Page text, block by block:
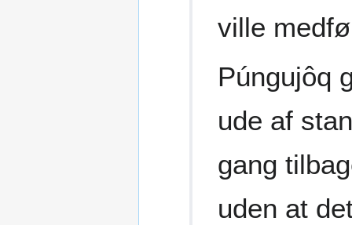
ville
Púngujôq
ude af
gang
uden at